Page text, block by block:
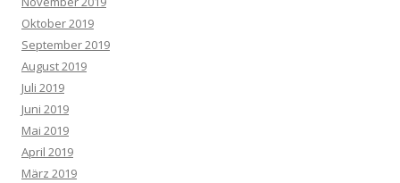
Oktober 2019
September 2019
August 2019
Juli 2019
Juni 2019
Mai 2019
April 2019
März 2019